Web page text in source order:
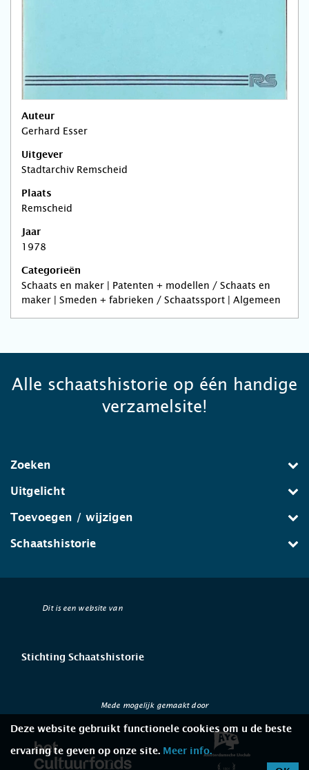
Auteur
Gerhard Esser
Uitgever
Stadtarchiv Remscheid
Plaats
Remscheid
Jaar
1978
Categorieën
Schaats en maker | Patenten + modellen / Schaats en
maker | Smeden + fabrieken / Schaatssport | Algemeen
Alle schaatshistorie op één handige
verzamelsite!
Zoeken
Uitgelicht
Toevoegen / wijzigen
Schaatshistorie
Dit is een website van
Stichting Schaatshistorie
Mede mogelijk gemaakt door
Deze website gebruikt functionele cookies om u de beste
ervaring te geven op onze site. Meer info.